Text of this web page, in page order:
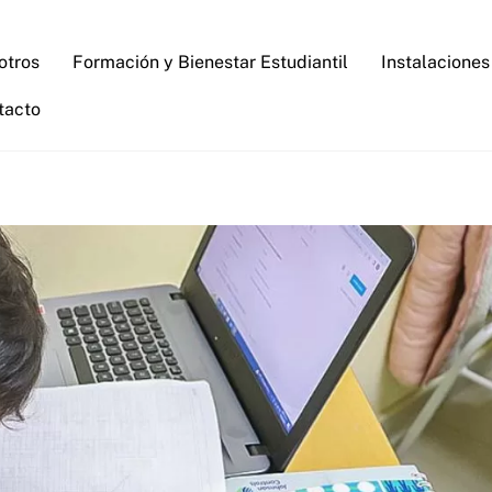
Formación y Bienestar Estudiantil Instalaciones